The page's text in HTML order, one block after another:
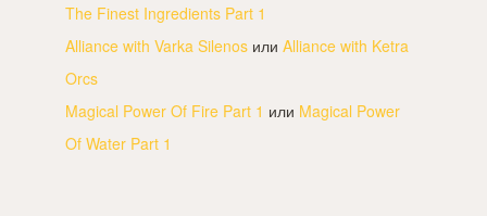
The Finest Ingredients Part 1
Alliance with Varka Silenos или Alliance with Ketra
Orcs
Magical Power Of Fire Part 1 или Magical Power
Of Water Part 1